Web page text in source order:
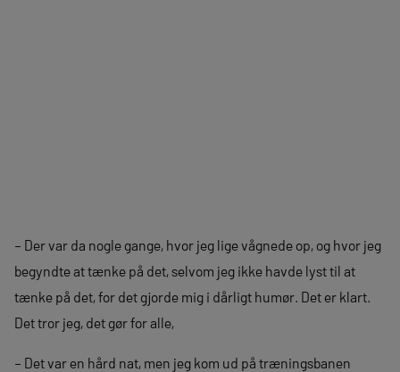
– Der var da nogle gange, hvor jeg lige vågnede op, og hvor jeg
begyndte at tænke på det, selvom jeg ikke havde lyst til at
tænke på det, for det gjorde mig i dårligt humør. Det er klart.
Det tror jeg, det gør for alle,
– Det var en hård nat, men jeg kom ud på træningsbanen